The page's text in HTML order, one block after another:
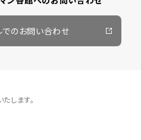
でのお問い合わせ
します。